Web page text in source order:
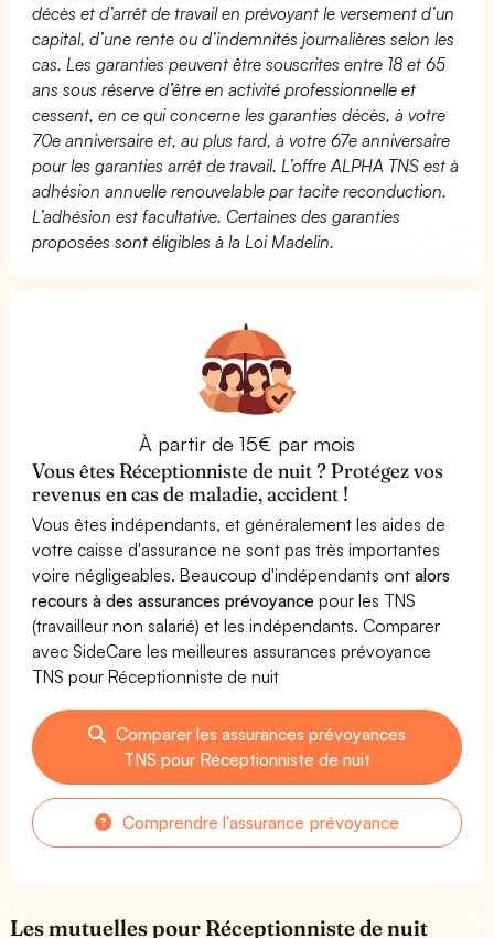
décès et d’arrêt de travail en prévoyant le versement d’un
capital, d’une rente ou d’indemnités journalières selon les
cas. Les garanties peuvent être souscrites entre 18 et 65
ans sous réserve d’être en activité professionnelle et
cessent, en ce qui concerne les garanties décès, à votre
70e anniversaire et, au plus tard, à votre 67e anniversaire
pour les garanties arrêt de travail. L’offre ALPHA TNS est à
adhésion annuelle renouvelable par tacite reconduction.
L’adhésion est facultative. Certaines des garanties
proposées sont éligibles à la Loi Madelin.
À partir de 15€ par mois
Vous êtes Réceptionniste de nuit ? Protégez vos
revenus en cas de maladie, accident !
Vous êtes indépendants, et généralement les aides de
votre caisse d'assurance ne sont pas très importantes
voire négligeables. Beaucoup d'indépendants ontalors
recours à des assurances prévoyance pour les TNS
(travailleur non salarié) et les indépendants. Comparer
avec SideCare les meilleures assurances prévoyance
TNS pour Réceptionniste de nuit
Comparer les assurances prévoyances
TNS pour Réceptionniste de nuit
Comprendre l'assurance prévoyance
Les mutuelles pour Réceptionniste de nuit